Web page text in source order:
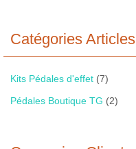
Catégories Articles
Kits Pédales d'effet (7)
Pédales Boutique TG (2)